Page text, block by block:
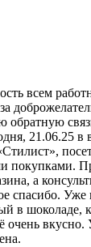
всем
обратную
21.06.25 в
покупками.
а
спасибо.
в шоколаде,
очень вкусно.